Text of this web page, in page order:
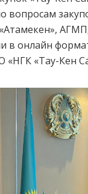
вопросам
в онлайн
«Тау-Кен